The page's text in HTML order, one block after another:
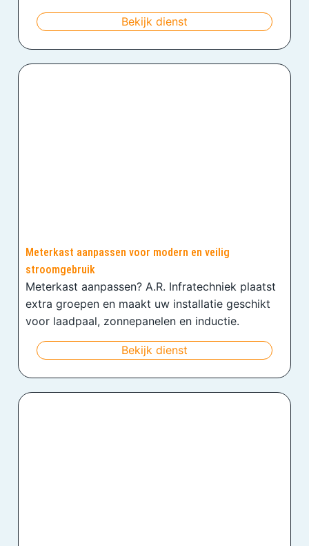
Bekijk dienst
Meterkast aanpassen voor modern en veilig
stroomgebruik
Meterkast aanpassen? A.R. Infratechniek plaatst
extra groepen en maakt uw installatie geschikt
voor laadpaal, zonnepanelen en inductie.
Bekijk dienst